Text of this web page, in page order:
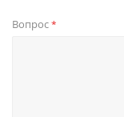
Вопрос*